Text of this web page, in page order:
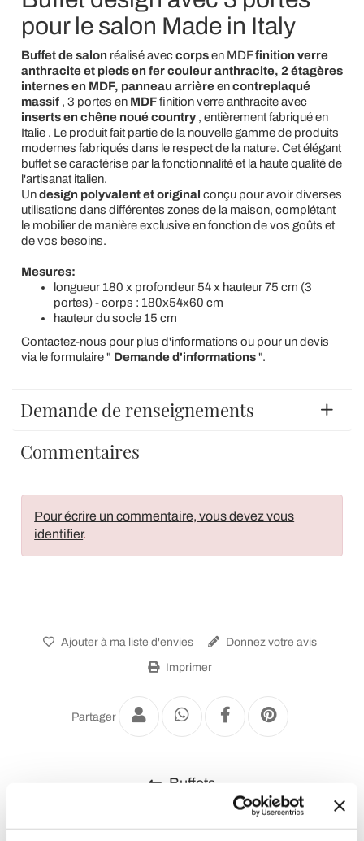
pour le salon Made in Italy
Buffet de salon réalisé aveccorpsen MDFfinition verre
anthracite et pieds en fer couleur anthracite, 2 étagères
internes en MDF, panneau arrièreencontreplaqué
massif, 3 portes en MDFfinition verre anthracite avec
inserts en chêne noué country, entièrement fabriqué en
Italie . Le produit fait partie de la nouvelle gamme de produits
modernes fabriqués dans le respect de la nature. Cet élégant
buffet se caractérise par la fonctionnalité et la haute qualité de
l'artisanat italien.
Undesign polyvalent et original conçu pour avoir diverses
utilisations dans différentes zones de la maison, complétant
le mobilier de manière exclusive en fonction de vos goûts et
de vos besoins.
Mesures:
longueur 180 x profondeur 54 x hauteur 75 cm (3
portes) - corps : 180x54x60 cm
hauteur du socle 15 cm
Contactez-nous pour plus d'informations ou pour un devis
via le formulaire " Demande d'informations".
Demande de renseignements
Commentaires
Pour écrire un commentaire, vous devez vous
identifier.
Ajouter à ma liste d'envies Donnez votre avis
Imprimer
Partager
Buffets